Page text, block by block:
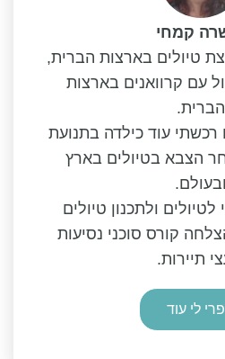
קמחי
טיולים בארצות הברית,
עם קרוואנים בארצות
הברית.
עוד כילדה בתנועת
הצבא בטיולים בארץ
ובעולם.
ולתכנון טיולים
קורס סוכני נסיעות
תיירות.
לי עוד